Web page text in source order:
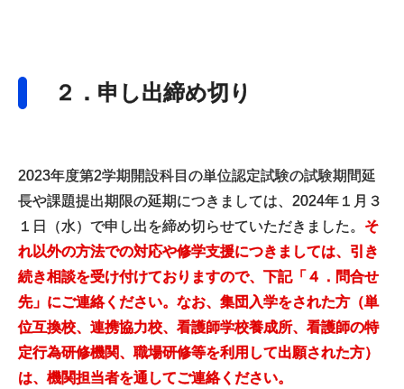
２．申し出締め切り
2023年度第2学期開設科目の単位認定試験の試験期間延
長や課題提出期限の延期につきましては、2024年１月３
１日（水）で申し出を締め切らせていただきました。 そ
れ以外の方法での対応や修学支援につきましては、引き
続き相談を受け付けておりますので、下記「４．問合せ
先」にご連絡ください。なお、集団入学をされた方（単
位互換校、連携協力校、看護師学校養成所、看護師の特
定行為研修機関、職場研修等を利用して出願された方）
は、機関担当者を通してご連絡ください。